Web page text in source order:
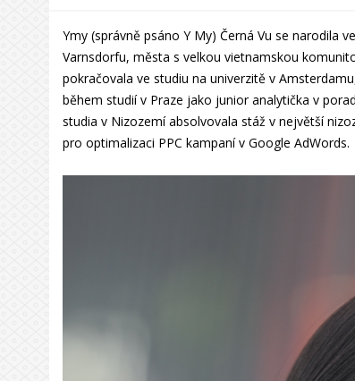
Ymy (správně psáno Y My) Černá Vu se narodila
Varnsdorfu, města s velkou vietnamskou
pokračovala ve studiu na univerzitě v
během studií v Praze jako junior analytička v
studia v Nizozemí absolvovala stáž v největší
pro optimalizaci PPC kampaní v Google AdWords.